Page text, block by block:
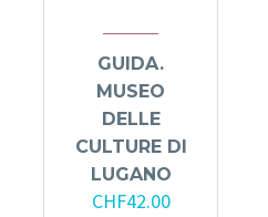
GUIDA.
MUSEO
DELLE
CULTURE DI
LUGANO
CHF42.00